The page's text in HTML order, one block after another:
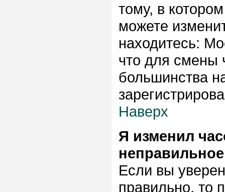
тому, в
можете
находитесь:
что для смены
большинства
Наверх
Я изменил
Если вы
правильно, то